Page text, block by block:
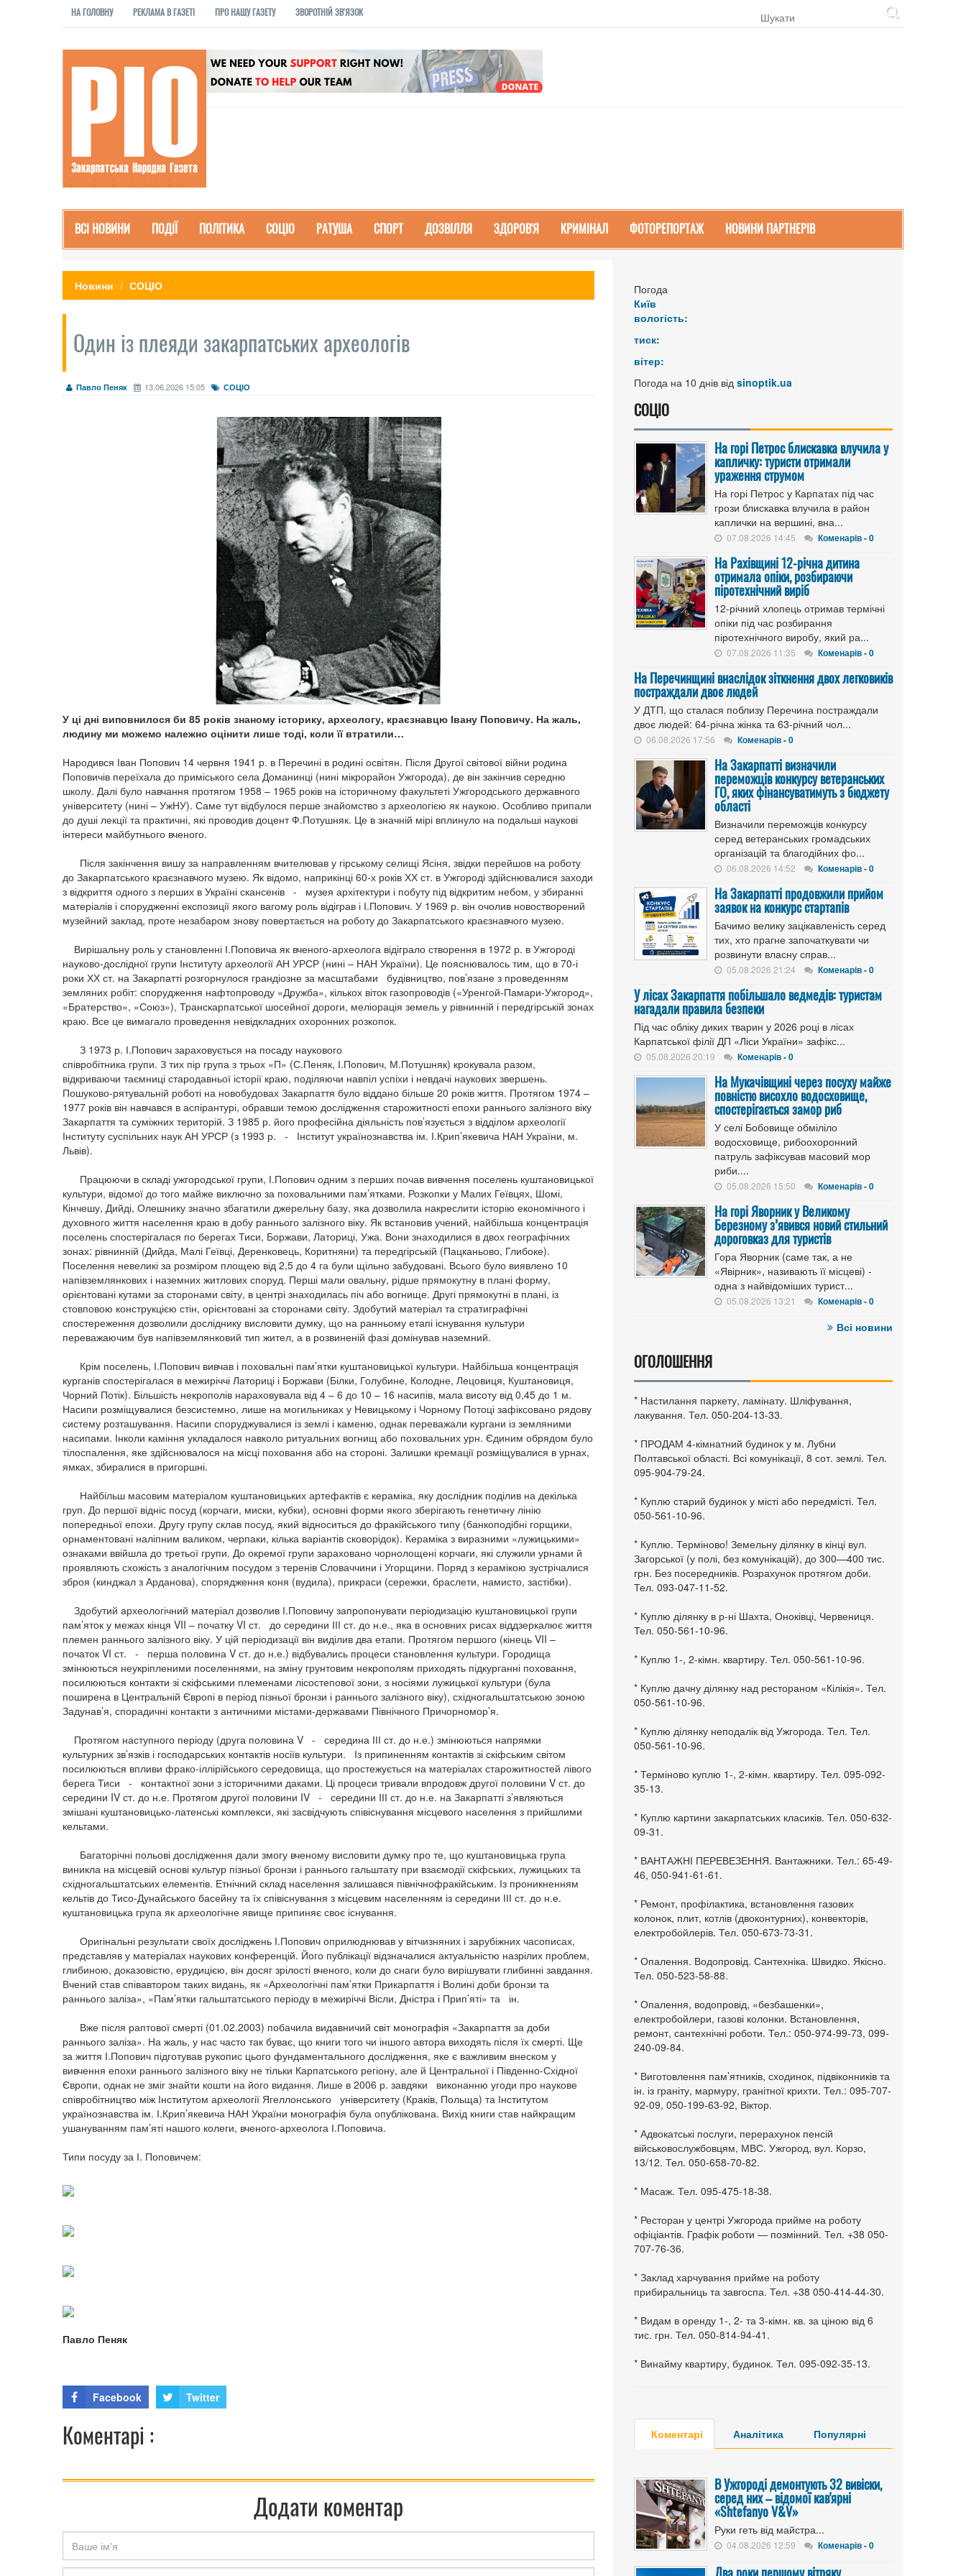
НА ГОЛОВНУ РЕКЛАМА В ГАЗЕТІ ПРО НАШУ ГАЗЕТУ ЗВОРОТНІЙ ЗВ'ЯЗОК
ВСІ НОВИНИ ПОДІЇ ПОЛІТИКА СОЦІО РАТУША СПОРТ ДОЗВІЛЛЯ ЗДОРОВ'Я КРИМІНАЛ ФОТОРЕПОРТАЖ НОВИНИ ПАРТНЕРІВ
Новини СОЦІО
Один із плеяди закарпатських археологів
Павло Пеняк 13.06.2026 15:05 СОЦІО
У ці дні виповнилося би 85 років знаному історику, археологу, краєзнавцю Івану Поповичу. На жаль,
людину ми можемо належно оцінити лише тоді, коли її втратили…
Народився Іван Попович 14 червня 1941 р. в Перечині в родині освітян. Після Другої світової війни родина
Поповичів переїхала до приміського села Доманинці (нині мікрорайон Ужгорода), де він закінчив середню
школу. Далі було навчання протягом 1958 – 1965 років на історичному факультеті Ужгородського державного
університету (нині – УжНУ). Саме тут відбулося перше знайомство з археологією як наукою. Особливо припали
до душі лекції та практичні, які проводив доцент Ф.Потушняк. Це в значній мірі вплинуло на подальші наукові
інтереси майбутнього вченого.
Після закінчення вишу за направленням вчителював у гірському селищі Ясіня, звідки перейшов на роботу
до Закарпатського краєзнавчого музею. Як відомо, наприкінці 60-х років ХХ ст. в Ужгороді здійснювалися заходи
з відкриття одного з перших в Україні скансенів - музея архітектури і побуту під відкритим небом, у збиранні
матеріалів і спорудженні експозиції якого вагому роль відіграв і І.Попович. У 1969 р. він очолив новостворений
музейний заклад, проте незабаром знову повертається на роботу до Закарпатського краєзнавчого музею.
Вирішальну роль у становленні І.Поповича як вченого-археолога відіграло створення в 1972 р. в Ужгороді
науково-дослідної групи Інституту археології АН УРСР (нині – НАН України). Це пояснювалось тим, що в 70-і
роки ХХ ст. на Закарпатті розгорнулося грандіозне за масштабами будівництво, пов’язане з проведенням
земляних робіт: спорудження нафтопроводу «Дружба», кількох віток газопроводів («Уренгой-Памари-Ужгород»,
«Братерство», «Союз»), Транскарпатської шосейної дороги, меліорація земель у рівнинній і передгірській зонах
краю. Все це вимагало проведення невідкладних охоронних розкопок.
З 1973 р. І.Попович зараховується на посаду наукового
співробітника групи. З тих пір група з трьох «П» (С.Пеняк, І.Попович, М.Потушняк) крокувала разом,
відкриваючи таємниці стародавньої історії краю, поділяючи навпіл успіхи і невдачі наукових звершень.
Пошуково-рятувальній роботі на новобудовах Закарпаття було віддано більше 20 років життя. Протягом 1974 –
1977 років він навчався в аспірантурі, обравши темою дослідження старожитності епохи раннього залізного віку
Закарпаття та суміжних територій. З 1985 р. його професійна діяльність пов’язується з відділом археології
Інституту суспільних наук АН УРСР (з 1993 р. - Інститут українознавства ім. І.Крип’якевича НАН України, м.
Львів).
Працюючи в складі ужгородської групи, І.Попович одним з перших почав вивчення поселень куштановицької
культури, відомої до того майже виключно за поховальними пам’ятками. Розкопки у Малих Геївцях, Шомі,
Кінчешу, Дийді, Олешнику значно збагатили джерельну базу, яка дозволила накреслити історію економічного і
духовного життя населення краю в добу раннього залізного віку. Як встановив учений, найбільша концентрація
поселень спостерігалася по берегах Тиси, Боржави, Латориці, Ужа. Вони знаходилися в двох географічних
зонах: рівнинній (Дийда, Малі Геївці, Деренковець, Коритняни) та передгірській (Пацканьово, Глибоке).
Поселення невеликі за розміром площею від 2,5 до 4 га були щільно забудовані. Всього було виявлено 10
напівземлянкових і наземних житлових споруд. Перші мали овальну, рідше прямокутну в плані форму,
орієнтовані кутами за сторонами світу, в центрі знаходилась піч або вогнище. Другі прямокутні в плані, із
стовповою конструкцією стін, орієнтовані за сторонами світу. Здобутий матеріал та стратиграфічні
спостереження дозволили досліднику висловити думку, що на ранньому етапі існування культури
переважаючим був напівземлянковий тип жител, а в розвиненій фазі домінував наземний.
Крім поселень, І.Попович вивчав і поховальні пам’ятки куштановицької культури. Найбільша концентрація
курганів спостерігалася в межиріччі Латориці і Боржави (Білки, Голубине, Колодне, Лецовиця, Куштановиця,
Чорний Потік). Більшість некрополів нараховувала від 4 – 6 до 10 – 16 насипів, мала висоту від 0,45 до 1 м.
Насипи розміщувалися безсистемно, лише на могильниках у Невицькому і Чорному Потоці зафіксовано рядову
систему розташування. Насипи споруджувалися із землі і каменю, однак переважали кургани із земляними
насипами. Інколи каміння укладалося навколо ритуальних вогнищ або поховальних урн. Єдиним обрядом було
тілоспалення, яке здійснювалося на місці поховання або на стороні. Залишки кремації розміщувалися в урнах,
ямках, збиралися в пригоршні.
Найбільш масовим матеріалом куштановицьких артефактів є кераміка, яку дослідник поділив на декілька
груп. До першої відніс посуд (корчаги, миски, кубки), основні форми якого зберігають генетичну лінію
попередньої епохи. Другу групу склав посуд, який відноситься до фракійського типу (банкоподібні горщики,
орнаментовані наліпним валиком, черпаки, кілька варіантів сковорідок). Кераміка з виразними «лужицькими»
ознаками ввійшла до третьої групи. До окремої групи зараховано чорнолощені корчаги, які служили урнами й
проявляють схожість з аналогічним посудом з теренів Словаччини і Угорщини. Поряд з керамікою зустрічалися
зброя (кинджал з Арданова), спорядження коня (вудила), прикраси (сережки, браслети, намисто, застібки).
Здобутий археологічний матеріал дозволив І.Поповичу запропонувати періодизацію куштановицької групи
пам’яток у межах кінця VII – початку VI ст. до середини ІІІ ст. до н.е., яка в основних рисах віддзеркалює життя
племен раннього залізного віку. У цій періодизації він виділив два етапи. Протягом першого (кінець VII –
початок VI ст. - перша половина V ст. до н.е.) відбувались процеси становлення культури. Городища
змінюються неукріпленими поселеннями, на зміну грунтовим некрополям приходять підкурганні поховання,
посилюються контакти зі скіфськими племенами лісостепової зони, з носіями лужицької культури (була
поширена в Центральній Європі в період пізньої бронзи і раннього залізного віку), східногальштатською зоною
Задунав’я, спорадичні контакти з античними містами-державами Північного Причорномор’я.
Протягом наступного періоду (друга половина V - середина ІІІ ст. до н.е.) змінюються напрямки
культурних зв’язків і господарських контактів носіїв культури. Із припиненням контактів зі скіфським світом
посилюються впливи фрако-іллірійського середовища, що простежується на матеріалах старожитностей лівого
берега Тиси - контактної зони з історичними даками. Ці процеси тривали впродовж другої половини V ст. до
середини IV ст. до н.е. Протягом другої половини IV - середини ІІІ ст. до н.е. на Закарпатті з’являються
змішані куштановицько-латенські комплекси, які засвідчують співіснування місцевого населення з прийшлими
кельтами.
Багаторічні польові дослідження дали змогу вченому висловити думку про те, що куштановицька група
виникла на місцевій основі культур пізньої бронзи і раннього гальштату при взаємодії скіфських, лужицьких та
східногальштатських елементів. Етнічний склад населення залишався північнофракійським. Із проникненням
кельтів до Тисо-Дунайського басейну та їх співіснування з місцевим населенням із середини ІІІ ст. до н.е.
куштановицька група як археологічне явище припиняє своє існування.
Оригінальні результати своїх досліджень І.Попович оприлюднював у вітчизняних і зарубіжних часописах,
представляв у матеріалах наукових конференцій. Його публікації відзначалися актуальністю назрілих проблем,
глибиною, доказовістю, ерудицією, він досяг зрілості вченого, коли до снаги було вирішувати глибинні завдання.
Вчений став співавтором таких видань, як «Археологічні пам’ятки Прикарпаття і Волині доби бронзи та
раннього заліза», «Пам’ятки гальштатського періоду в межиріччі Вісли, Дністра і Прип’яті» та ін.
Вже після раптової смерті (01.02.2003) побачила видавничий світ монографія «Закарпаття за доби
раннього заліза». На жаль, у нас часто так буває, що книги того чи іншого автора виходять після їх смерті. Ще
за життя І.Попович підготував рукопис цього фундаментального дослідження, яке є важливим внеском у
вивчення епохи раннього залізного віку не тільки Карпатського регіону, але й Центральної і Південно-Східної
Європи, однак не зміг знайти кошти на його видання. Лише в 2006 р. завдяки виконанню угоди про наукове
співробітництво між Інститутом археології Ягеллонського університету (Краків, Польща) та Інститутом
українознавства ім. І.Крип’якевича НАН України монографія була опублікована. Вихід книги став найкращим
ушануванням пам’яті нашого колеги, вченого-археолога І.Поповича.
Типи посуду за І. Поповичем:
Павло Пеняк
Facebook Twitter
Коментарі :
Додати коментар
Погода
Київ
вологість:
тиск:
вітер:
Погода на 10 днів від sinoptik.ua
СОЦІО
На горі Петрос блискавка влучила у
капличку: туристи отримали
ураження струмом
На горі Петрос у Карпатах під час
грози блискавка влучила в район
каплички на вершині, вна...
07.08.2026 14:45 Коменарів - 0
На Рахівщині 12-річна дитина
отримала опіки, розбираючи
піротехнічний виріб
12-річний хлопець отримав термічні
опіки під час розбирання
піротехнічного виробу, який ра...
07.08.2026 11:35 Коменарів - 0
На Перечинщині внаслідок зіткнення двох легковиків
постраждали двоє людей
У ДТП, що сталася поблизу Перечина постраждали
двоє людей: 64-річна жінка та 63-річний чол...
06.08.2026 17:56 Коменарів - 0
На Закарпатті визначили
переможців конкурсу ветеранських
ГО, яких фінансуватимуть з бюджету
області
Визначили переможців конкурсу
серед ветеранських громадських
організацій та благодійних фо...
06.08.2026 14:52 Коменарів - 0
На Закарпатті продовжили прийом
заявок на конкурс стартапів
Бачимо велику зацікавленість серед
тих, хто прагне започаткувати чи
розвинути власну справ...
05.08.2026 21:24 Коменарів - 0
У лісах Закарпаття побільшало ведмедів: туристам
нагадали правила безпеки
Під час обліку диких тварин у 2026 році в лісах
Карпатської філії ДП «Ліси України» зафікс...
05.08.2026 20:19 Коменарів - 0
На Мукачівщині через посуху майже
повністю висохло водосховище,
спостерігається замор риб
У селі Бобовище обміліло
водосховище, рибоохоронний
патруль зафіксував масовий мор
риби....
05.08.2026 15:50 Коменарів - 0
На горі Яворник у Великому
Березному з’явився новий стильний
дороговказ для туристів
Гора Яворник (саме так, а не
«Явірник», називають її місцеві) -
одна з найвідоміших турист...
05.08.2026 13:21 Коменарів - 0
Всі новини
ОГОЛОШЕННЯ
* Настилання паркету, ламінату. Шліфування,
лакування. Тел. 050-204-13-33.
* ПРОДАМ 4-кімнатний будинок у м. Лубни
Полтавської області. Всі комунікації, 8 сот. землі. Тел.
095-904-79-24.
* Куплю старий будинок у місті або передмісті. Тел.
050-561-10-96.
* Куплю. Терміново! Земельну ділянку в кінці вул.
Загорської (у полі, без комунікацій), до 300—400 тис.
грн. Без посередників. Розрахунок протягом доби.
Тел. 093-047-11-52.
* Куплю ділянку в р-ні Шахта, Оноківці, Червениця.
Тел. 050-561-10-96.
* Куплю 1-, 2-кімн. квартиру. Тел. 050-561-10-96.
* Куплю дачну ділянку над рестораном «Кілікія». Тел.
050-561-10-96.
* Куплю ділянку неподалік від Ужгорода. Тел. Тел.
050-561-10-96.
* Терміново куплю 1-, 2-кімн. квартиру. Тел. 095-092-
35-13.
* Куплю картини закарпатських класиків. Тел. 050-632-
09-31.
* ВАНТАЖНІ ПЕРЕВЕЗЕННЯ. Вантажники. Тел.: 65-49-
46, 050-941-61-61.
* Ремонт, профілактика, встановлення газових
колонок, плит, котлів (двоконтурних), конвекторів,
електробойлерів. Тел. 050-673-73-31.
* Опалення. Водопровід. Сантехніка. Швидко. Якісно.
Тел. 050-523-58-88.
* Опалення, водопровід, «безбашенки»,
електробойлери, газові колонки. Встановлення,
ремонт, сантехнічні роботи. Тел.: 050-974-99-73, 099-
240-09-84.
* Виготовлення пам’ятників, сходинок, підвіконників та
ін. із граніту, мармуру, гранітної крихти. Тел.: 095-707-
92-09, 050-199-63-92, Віктор.
* Адвокатські послуги, перерахунок пенсій
військовослужбовцям, МВС. Ужгород, вул. Корзо,
13/12. Тел. 050-658-70-82.
* Масаж. Тел. 095-475-18-38.
* Ресторан у центрі Ужгорода прийме на роботу
офіціантів. Графік роботи — позмінний. Тел. +38 050-
707-76-36.
* Заклад харчування прийме на роботу
прибиральниць та завгоспа. Тел. +38 050-414-44-30.
* Видам в оренду 1-, 2- та 3-кімн. кв. за ціною від 6
тис. грн. Тел. 050-814-94-41.
* Винайму квартиру, будинок. Тел. 095-092-35-13.
Коментарі Аналітика Популярні
В Ужгороді демонтують 32 вивіски,
серед них – відомої кав'ярні
«Shtefanyo V&V»
Руки геть від майстра...
04.08.2026 12:59 Коменарів - 0